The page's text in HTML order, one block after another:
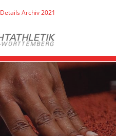
Details Archiv 2021